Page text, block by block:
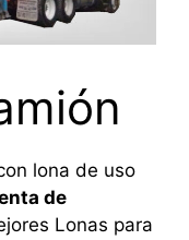
lona de uso
de
Lonas para